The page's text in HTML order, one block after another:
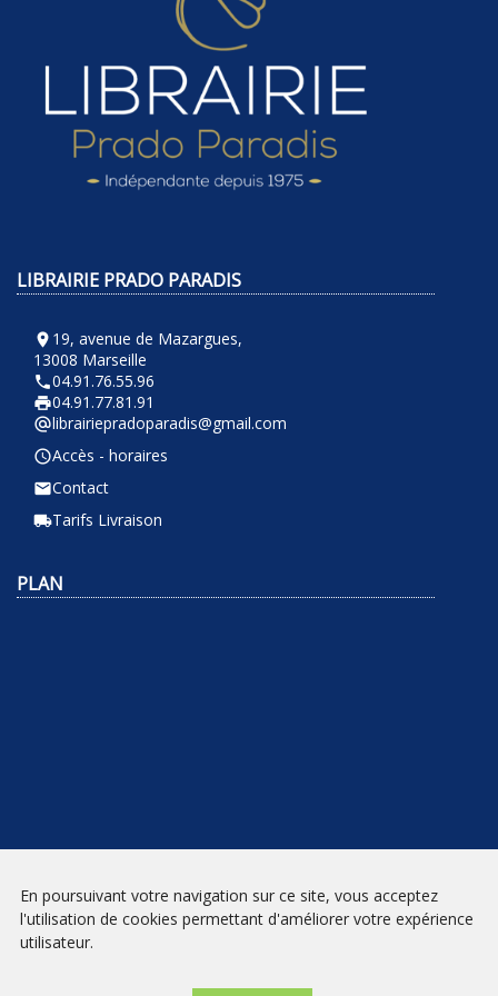
LIBRAIRIE PRADO PARADIS
room 19, avenue de Mazargues,
13008 Marseille
phone04.91.76.55.96
local_printshop04.91.77.81.91
alternate_emaillibrairiepradoparadis@gmail.com
query_builderAccès - horaires
emailContact
local_shippingTarifs Livraison
PLAN
NEWSLETTER
En poursuivant votre navigation sur ce site, vous acceptez
l'utilisation de cookies permettant d'améliorer votre expérience
utilisateur.